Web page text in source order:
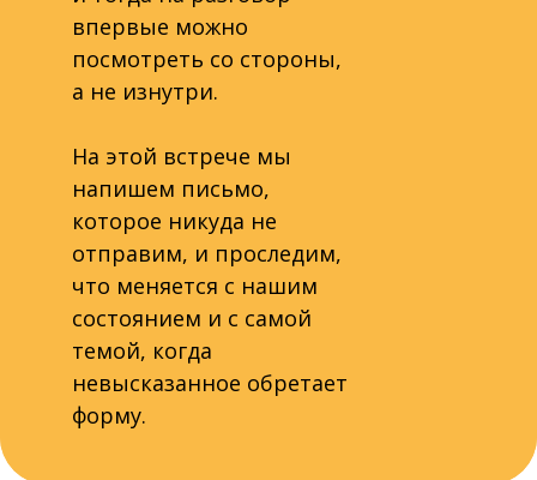
впервые можно
посмотреть со стороны,
а не изнутри.
На этой встрече мы
напишем письмо,
которое никуда не
отправим, и проследим,
что меняется с нашим
состоянием и с самой
темой, когда
невысказанное обретает
форму.